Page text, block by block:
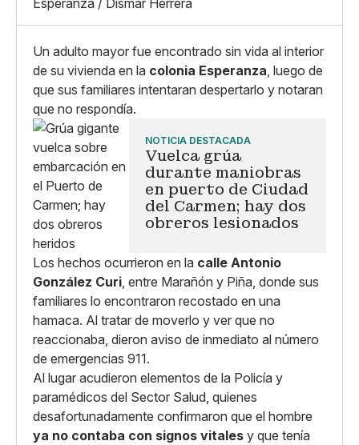
Copiar enlace
Esperanza / Dismar Herrera
Un adulto mayor fue encontrado sin vida al interior
de su vivienda en la colonia Esperanza, luego de
que sus familiares intentaran despertarlo y notaran
que no respondía.
NOTICIA DESTACADA
Vuelca grúa
durante maniobras
en puerto de Ciudad
del Carmen; hay dos
obreros lesionados
Los hechos ocurrieron en la calle Antonio
González Curi, entre Marañón y Piña, donde sus
familiares lo encontraron recostado en una
hamaca. Al tratar de moverlo y ver que no
reaccionaba, dieron aviso de inmediato al número
de emergencias 911.
Al lugar acudieron elementos de la Policía y
paramédicos del Sector Salud, quienes
desafortunadamente confirmaron que el hombre
ya no contaba con signos vitales y que tenía